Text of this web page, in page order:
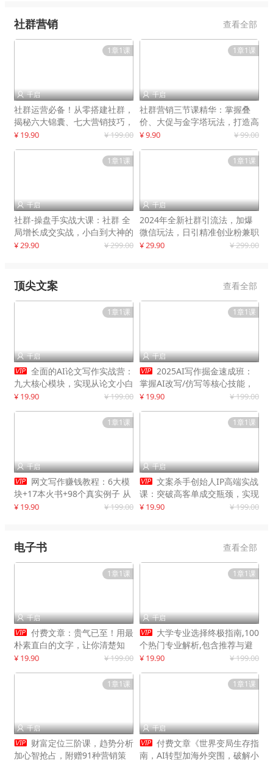
社群营销 查看全部
1章1课
 千启
社群运营必备！从零搭建社群，
揭秘六大锦囊、七大营销技巧，
打造火爆社群
¥ 19.90 ¥ 199.00
1章1课
 千启
社群营销三节课精华：掌握叠
价、大促与金字塔玩法，打造高
效营销体系
¥ 9.90 ¥ 99.00
1章1课
 千启
社群-操盘手实战大课：社群 全
局增长成交实战，小白到大神的
进阶之路
¥ 29.90 ¥ 299.00
1章1课
 千启
2024年全新社群引流法，加爆
微信玩法，日引精准创业粉兼职
粉200+
¥ 29.90 ¥ 299.00
顶尖文案 查看全部
1章1课
 千启
 全面的AI论文写作实战营：
九大核心模块，实现从论文小白
到高效产出的跨越
¥ 19.90 ¥ 199.00
1章1课
 千启
 2025AI写作掘金速成班：
掌握AI改写/仿写等核心技能，
实现单篇文案变现500+
¥ 19.90 ¥ 199.00
1章1课
 千启
 网文写作赚钱教程：6大模
块+17本火书+98个真实例子 从
入门到精通实战方法
¥ 19.90 ¥ 199.00
1章1课
 千启
 文案杀手创始人IP高端实战
课：突破高客单成交瓶颈，实现
IP商业价值最大化
¥ 19.90 ¥ 199.00
电子书 查看全部
1章1课
 千启
 付费文章：贵气已至！用最
朴素直白的文字，让你清楚知
道，该如何接住这一次时代的泼
¥ 19.90 ¥ 199.00
1章1课
 千启
 大学专业选择终极指南,100
个热门专业解析,包含推荐与避
雷实用建议
¥ 19.90 ¥ 199.00
1章1课
 千启
 财富定位三阶课，趋势分析
加心智抢占，附赠91种营销策
1章1课
 千启
 付费文章《世界变局生存指
南，AI转型加海外突围，破解小